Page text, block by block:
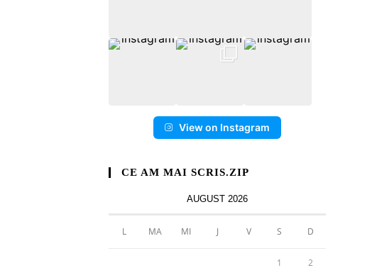
View on Instagram
CE AM MAI SCRIS.ZIP
AUGUST 2026
L MA MI J V S D
1 2